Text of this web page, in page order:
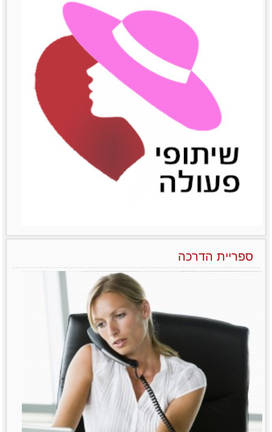
ספריית הדרכה
הפראדוקס של מנהלות בארגונים – יותר טובות אבל מרוויחות פחות
ואיך משנים את זה?! לא מעט מחקרים שונים
הצליחו להראות
לפרטים נוספים
הניהול הנשי כמודל מנצח בעולם העסקים של המאה ה-21
רבות נאמר ונכתב על נשים מנהלות. דובר
על תקרת הזכוכית
לפרטים נוספים